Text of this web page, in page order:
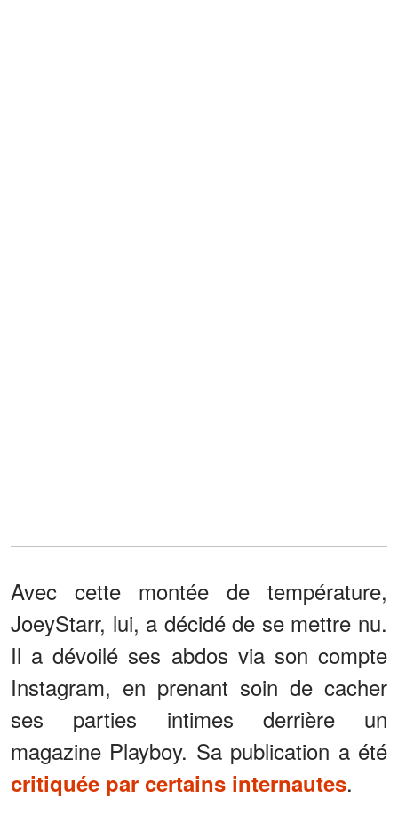
Avec cette montée de température,
JoeyStarr, lui, a décidé de se mettre nu.
Il a dévoilé ses abdos via son compte
Instagram, en prenant soin de cacher
ses parties intimes derrière un
magazine Playboy. Sa publication a été
critiquée par certains internautes.